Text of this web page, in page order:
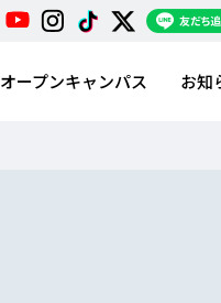
オープンキャンパス お知